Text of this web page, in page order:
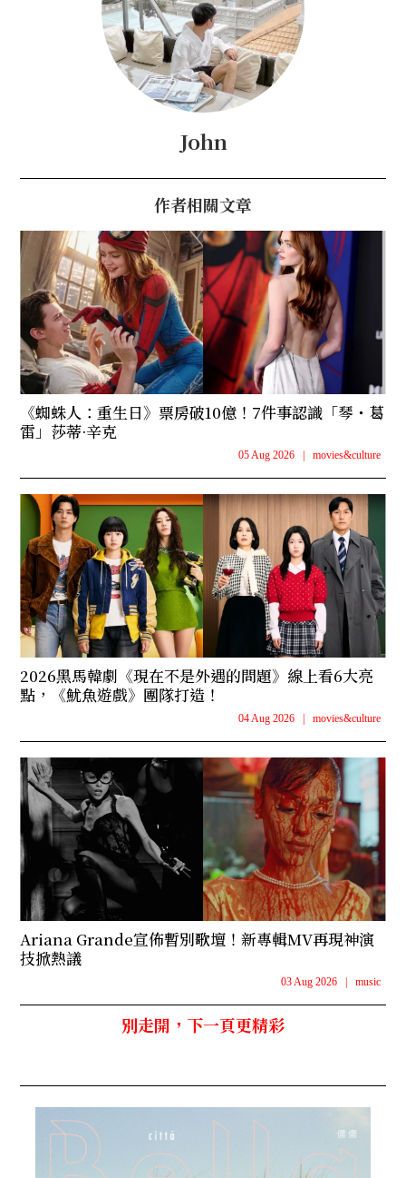
John
作者相關文章
《蜘蛛人：重生日》票房破10億！7件事認識「琴・葛
雷」莎蒂·辛克
05 Aug 2026 | movies&culture
2026黑馬韓劇《現在不是外遇的問題》線上看6大亮
點，《魷魚遊戲》團隊打造！
04 Aug 2026 | movies&culture
Ariana Grande宣佈暫別歌壇！新專輯MV再現神演
技掀熱議
03 Aug 2026 | music
別走開，下一頁更精彩